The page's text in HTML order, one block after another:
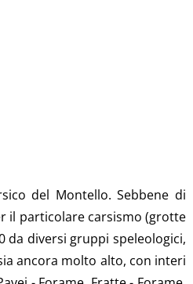
del Montello. Sebbene di
il particolare carsismo (grotte
diversi gruppi speleologici,
ancora molto alto, con interi